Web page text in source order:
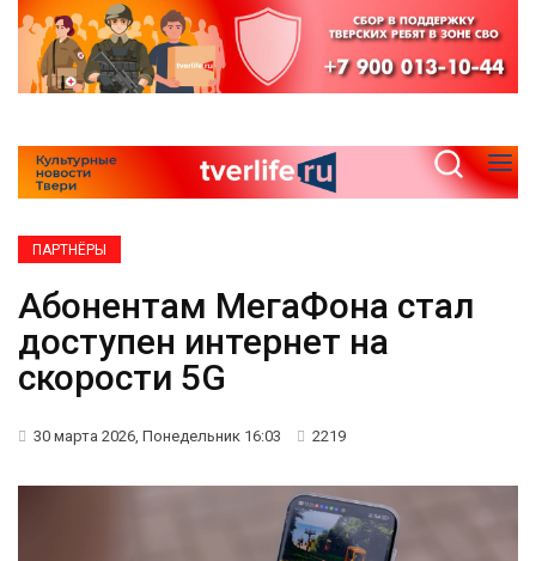
ПАРТНЁРЫ
Абонентам МегаФона стал
доступен интернет на
скорости 5G
30 марта 2026, Понедельник 16:03 2219